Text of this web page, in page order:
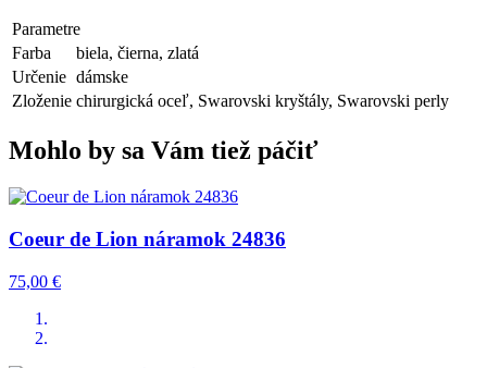
Parametre
Farba
biela, čierna, zlatá
Určenie dámske
Zloženie chirurgická oceľ, Swarovski kryštály, Swarovski perly
Mohlo by sa Vám tiež páčiť
Coeur de Lion náramok 24836
75,00 €